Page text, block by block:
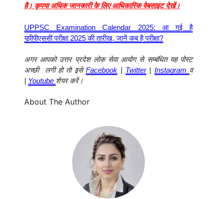
है। कृपया अधिक जानकारी के लिए आधिकारिक वेबसाइट देखें।
UPPSC Examination Calendar 2025: आ गई है
यूपीपीएससी परीक्षा 2025 की तारीख, जानें कब है परीक्षा?
अगर आपको उत्तर प्रदेश लोक सेवा आयोग से सम्बंधित यह पोस्ट
अच्छी लगी हो तो इसेFacebook | Twitter| Instagram व
| Youtube शेयर करें।
About The Author